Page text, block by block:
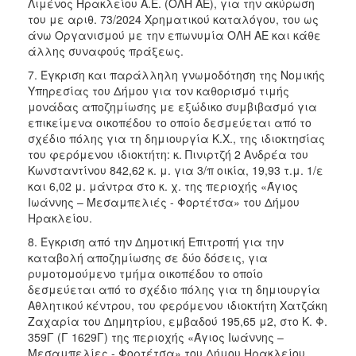
του με αριθ. 73/2024 Χρηματικού καταλόγου, του ως
άνω Οργανισμού με την επωνυμία ΟΛΗ ΑΕ και κάθε
άλλης συναφούς πράξεως.
7. Έγκριση και παράλληλη γνωμοδότηση της Νομικής
Υπηρεσίας του Δήμου για τον καθορισμό τιμής
μονάδας αποζημίωσης με εξώδικο συμβιβασμό για
επικείμενα οικοπέδου το οποίο δεσμεύεται από το
σχέδιο πόλης για τη δημιουργία Κ.Χ., της ιδιοκτησίας
του φερόμενου ιδιοκτήτη: κ. Πινιρτζή 2 Ανδρέα του
Κωνσταντίνου 842,62 κ. μ. για 3/π οικία, 19,93 τ.μ. 1/ε
και 6,02 μ. μάντρα στο κ. χ. της περιοχής «Άγιος
Ιωάννης – Μεσαμπελιές - Φορτέτσα» του Δήμου
Ηρακλείου.
8. Έγκριση από την Δημοτική Επιτροπή για την
καταβολή αποζημίωσης σε δύο δόσεις, για
ρυμοτομούμενο τμήμα οικοπέδου το οποίο
δεσμεύεται από το σχέδιο πόλης για τη δημιουργία
Αθλητικού κέντρου, του φερόμενου ιδιοκτήτη Χατζάκη
Ζαχαρία του Δημητρίου, εμβαδού 195,65 μ2, στο Κ. Φ.
359Γ (Γ 1629Γ) της περιοχής «Άγιος Ιωάννης –
Μεσαμπελίες - Φορτέτσα» του Δήμου Ηρακλείου.